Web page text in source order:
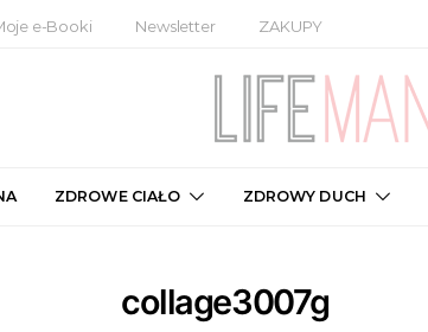
e-Booki Newsletter ZAKUPY
ZDROWE CIAŁO ZDROWY DUCH
collage3007g